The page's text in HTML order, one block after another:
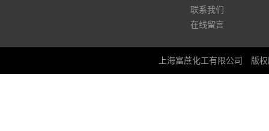
联系我们
在线留言
上海富蔗化工有限公司 版